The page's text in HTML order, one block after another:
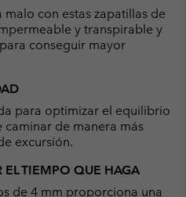
con estas zapatillas de
y transpirable y
conseguir mayor
para optimizar el equilibrio
de manera más
excursión.
EL TIEMPO QUE HAGA
de 4 mm proporciona una